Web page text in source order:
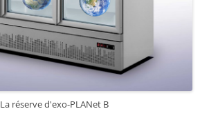
La réserve d'exo-PLANet B